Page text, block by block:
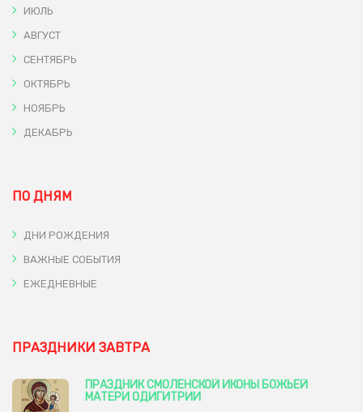
ИЮЛЬ
АВГУСТ
СЕНТЯБРЬ
ОКТЯБРЬ
НОЯБРЬ
ДЕКАБРЬ
ПО ДНЯМ
ДНИ РОЖДЕНИЯ
ВАЖНЫЕ СОБЫТИЯ
ЕЖЕДНЕВНЫЕ
ПРАЗДНИКИ ЗАВТРА
ПРАЗДНИК СМОЛЕНСКОЙ ИКОНЫ БОЖЬЕЙ
МАТЕРИ ОДИГИТРИИ